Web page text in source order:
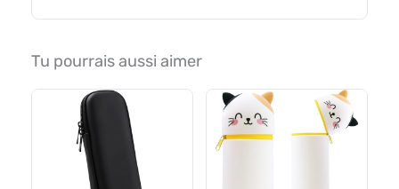
Tu pourrais aussi aimer